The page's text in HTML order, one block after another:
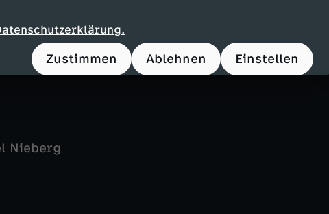
Zustimmen Ablehnen Einstellen
vor.
Nieberg